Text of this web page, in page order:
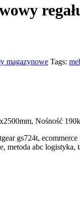
magazynowe Tags:
Nośność
gs724t,
metoda abc logistyka,